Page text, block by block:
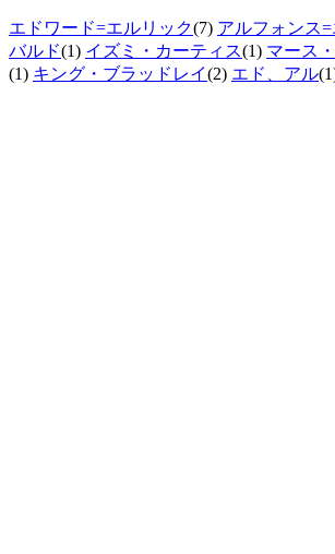
エドワード=エルリック(7) アルフォンス
バルド(1) イズミ・カーティス(1) マース
(1) キング・ブラッドレイ(2) エド、アル